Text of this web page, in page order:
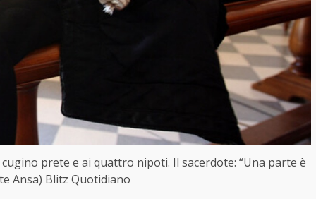
prete e ai quattro nipoti. Il sacerdote: “Una parte è
Ansa) Blitz Quotidiano